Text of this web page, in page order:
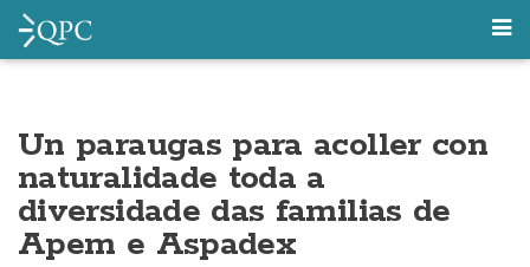
Un paraugas para acoller con
naturalidade toda a
diversidade das familias de
Apem e Aspadex